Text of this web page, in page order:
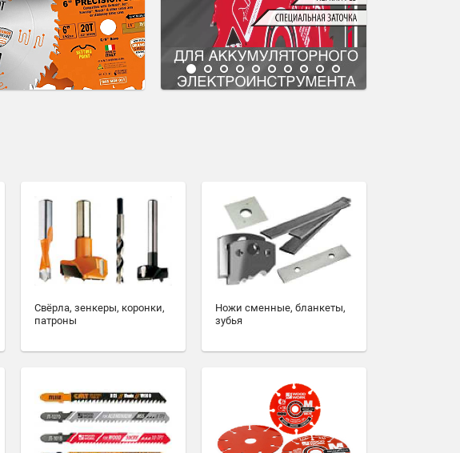
Свёрла, зенкеры, коронки,
патроны
Ножи сменные, бланкеты,
зубья